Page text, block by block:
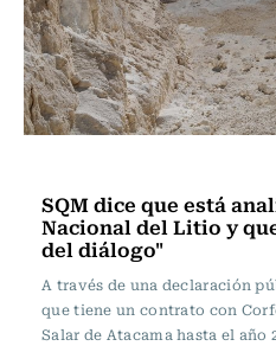
SQM dice que está
Nacional del Litio y
del diálogo"
A través de una declaración
que tiene un contrato con
Salar de Atacama hasta el año